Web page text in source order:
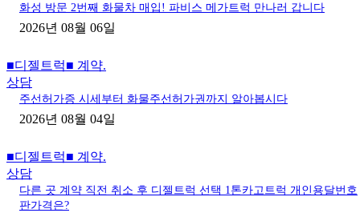
화성 방문 2번째 화물차 매입! 파비스 메가트럭 만나러 갑니다
2026년 08월 06일
■디젤트럭■ 계약.
상담
주선허가증 시세부터 화물주선허가권까지 알아봅시다
2026년 08월 04일
■디젤트럭■ 계약.
상담
다른 곳 계약 직전 취소 후 디젤트럭 선택 1톤카고트럭 개인용달번호
판가격은?